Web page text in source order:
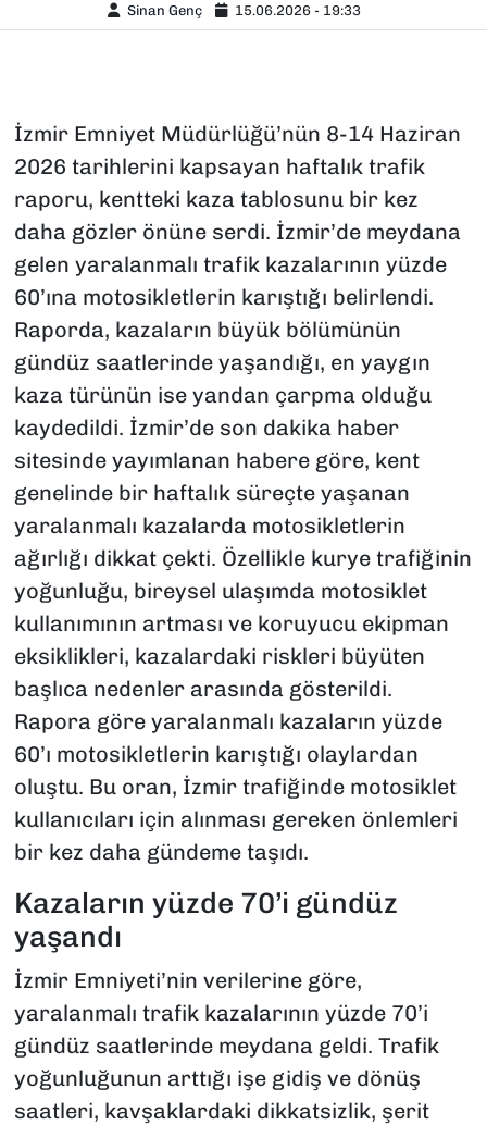
Sinan Genç 15.06.2026 - 19:33
İzmir Emniyet Müdürlüğü’nün 8-14 Haziran
2026 tarihlerini kapsayan haftalık trafik
raporu, kentteki kaza tablosunu bir kez
daha gözler önüne serdi. İzmir’de meydana
gelen yaralanmalı trafik kazalarının yüzde
60’ına motosikletlerin karıştığı belirlendi.
Raporda, kazaların büyük bölümünün
gündüz saatlerinde yaşandığı, en yaygın
kaza türünün ise yandan çarpma olduğu
kaydedildi. İzmir’de son dakika haber
sitesinde yayımlanan habere göre, kent
genelinde bir haftalık süreçte yaşanan
yaralanmalı kazalarda motosikletlerin
ağırlığı dikkat çekti. Özellikle kurye trafiğinin
yoğunluğu, bireysel ulaşımda motosiklet
kullanımının artması ve koruyucu ekipman
eksiklikleri, kazalardaki riskleri büyüten
başlıca nedenler arasında gösterildi.
Rapora göre yaralanmalı kazaların yüzde
60’ı motosikletlerin karıştığı olaylardan
oluştu. Bu oran, İzmir trafiğinde motosiklet
kullanıcıları için alınması gereken önlemleri
bir kez daha gündeme taşıdı.
Kazaların yüzde 70’i gündüz
yaşandı
İzmir Emniyeti’nin verilerine göre,
yaralanmalı trafik kazalarının yüzde 70’i
gündüz saatlerinde meydana geldi. Trafik
yoğunluğunun arttığı işe gidiş ve dönüş
saatleri, kavşaklardaki dikkatsizlik, şerit